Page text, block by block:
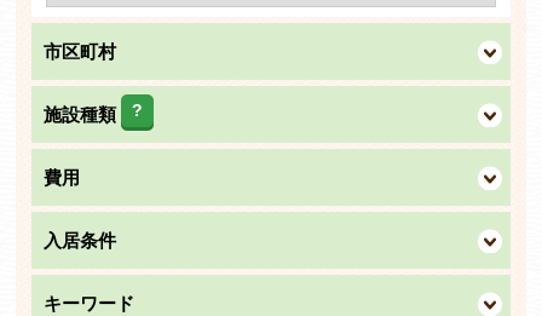
市区町村
施設種類 ?
費用
入居条件
キーワード